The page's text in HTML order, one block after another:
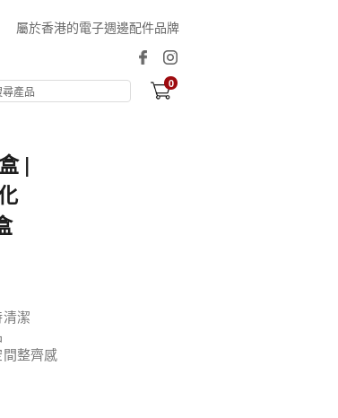
屬於香港的電子週邊配件品牌
0
|
潔
整齊感